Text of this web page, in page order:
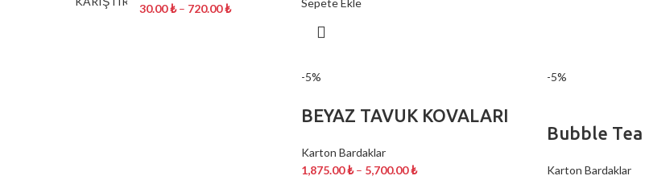
30.00₺ – 720.00₺
Sepete Ekle
-5%
BEYAZ TAVUK KOVALARI
Karton Bardaklar
1,875.00₺ – 5,700.00₺
-5%
Bubble
Karton Bardaklar